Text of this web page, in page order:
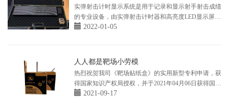
实弹射击计时显示系统是用于记录和显示射手射击成绩
的专业设备，由实弹射击计时器和高亮度LED显示屏组
成。系统适用于户外靶场和室内靶场的射击训练和比
的LED显示屏幕上，在训练时有助于提高射手的射击水
2022-01-05
人人都是靶场小劳模
热烈祝贺我司《靶场贴纸盒》的实用新型专利申请，获
得国家知识产权局授权，并于2021年04月06日获得国家
实用新型专利证书。
2021-09-17